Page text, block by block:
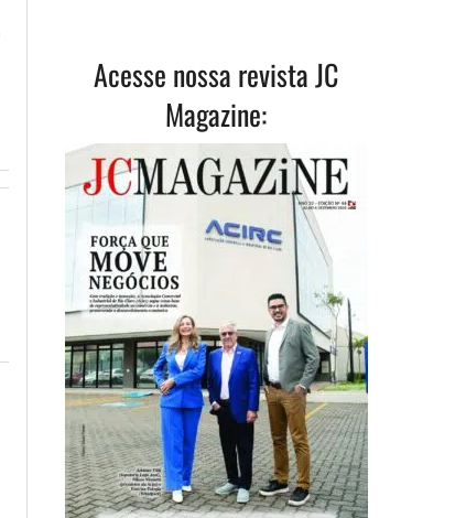
Acesse nossa revista JC
Magazine: